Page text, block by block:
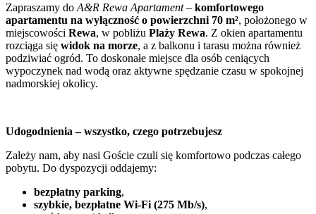
Zapraszamy do A&R Rewa Apartament– komfortowego
apartamentu na wyłączność o powierzchni 70 m², położonego w
miejscowości Rewa, w pobliżu Plaży Rewa. Z okien apartamentu
rozciąga się widok na morze, a z balkonu i tarasu można również
podziwiać ogród. To doskonałe miejsce dla osób ceniących
wypoczynek nad wodą oraz aktywne spędzanie czasu w spokojnej
nadmorskiej okolicy.
Udogodnienia – wszystko, czego potrzebujesz
Zależy nam, aby nasi Goście czuli się komfortowo podczas całego
pobytu. Do dyspozycji oddajemy:
bezpłatny parking,
szybkie, bezpłatne Wi-Fi (275 Mb/s),